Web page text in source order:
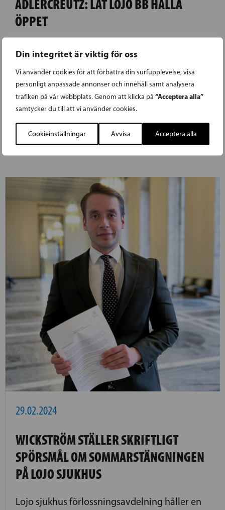
Din integritet är viktig för oss
Vi använder cookies för att förbättra din surfupplevelse, visa
personligt anpassade annonser och innehåll samt analysera
trafiken på vår webbplats. Genom att klicka på “Acceptera alla”
samtycker du till att vi använder cookies.
Cookieinställningar Avvisa Acceptera alla
ADLERCREUTZ: LÅT LOJO BB HÅLLA
ÖPPET
Beskedet om att Lojo BB ska hållas stängd
under måndagen. Beskedet har inte
behandlats i HUS beslutandeorgan utan
nådde sjukhuset och allmänheten som ett
tjänstemannabeslut.
LÄS FÖREGÅENDE ARTIKEL
29.02.2024
WICKSTRÖM STÄLLER SKRIFTLIGT
SPÖRSMÅL OM SOMMARSTÄNGNINGEN
PÅ LOJO SJUKHUS
Lojo sjukhus förlossningsavdelning håller en